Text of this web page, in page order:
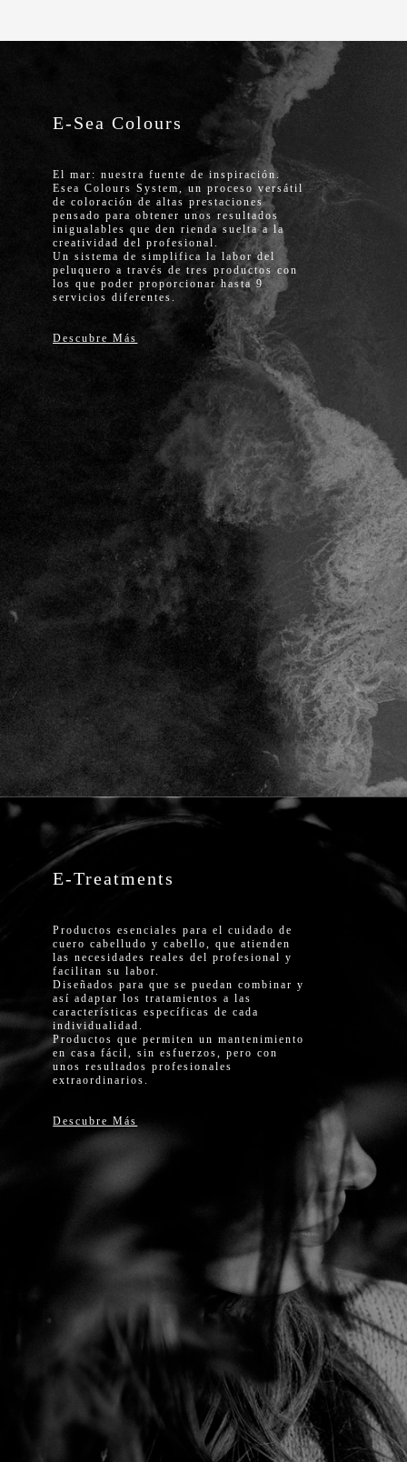
E-Sea Colours
El mar: nuestra fuente de inspiración.
Esea Colours System, un proceso versátil
de coloración de altas prestaciones
pensado para obtener unos resultados
inigualables que den rienda suelta a la
creatividad del profesional.
Un sistema de simplifica la labor del
peluquero a través de tres productos con
los que poder proporcionar hasta 9
servicios diferentes.
Descubre Más
E-Treatments
Productos esenciales para el cuidado de
cuero cabelludo y cabello, que atienden
las necesidades reales del profesional y
facilitan su labor.
Diseñados para que se puedan combinar y
así adaptar los tratamientos a las
características específicas de cada
individualidad.
Productos que permiten un mantenimiento
en casa fácil, sin esfuerzos, pero con
unos resultados profesionales
extraordinarios.
Descubre Más